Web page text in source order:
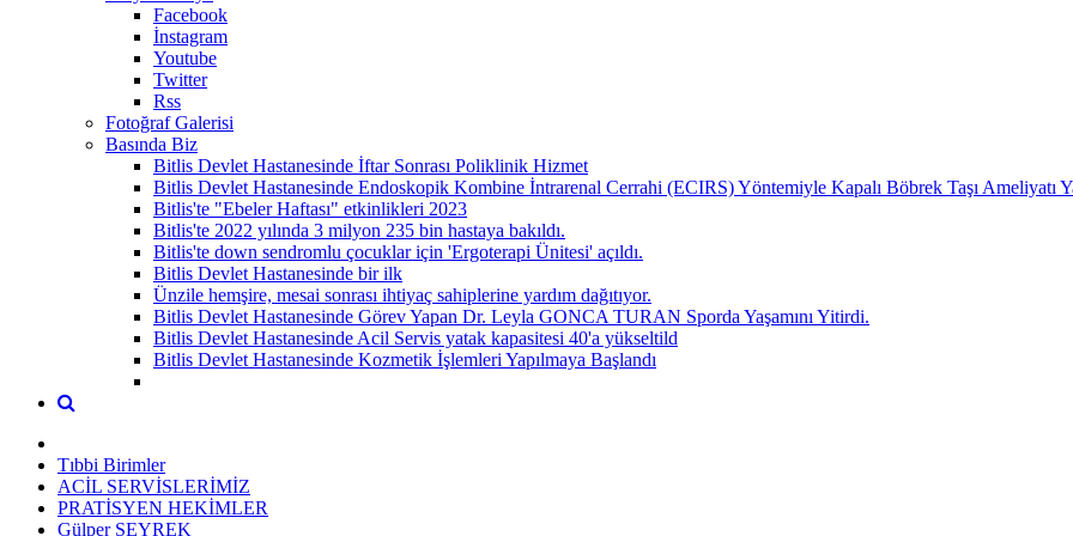
Facebook
İnstagram
Youtube
Twitter
Rss
Fotoğraf Galerisi
Basında Biz
Bitlis Devlet Hastanesinde İftar Sonrası Poliklinik Hizmet
Bitlis Devlet Hastanesinde Endoskopik Kombine İntrarenal Cerrahi (ECIRS) Yöntemiyle Kapalı Böbrek Taşı Ameliyatı
Bitlis'te "Ebeler Haftası" etkinlikleri 2023
Bitlis'te 2022 yılında 3 milyon 235 bin hastaya bakıldı.
Bitlis'te down sendromlu çocuklar için 'Ergoterapi Ünitesi' açıldı.
Bitlis Devlet Hastanesinde bir ilk
Ünzile hemşire, mesai sonrası ihtiyaç sahiplerine yardım dağıtıyor.
Bitlis Devlet Hastanesinde Görev Yapan Dr. Leyla GONCA TURAN Sporda Yaşamını Yitirdi.
Bitlis Devlet Hastanesinde Acil Servis yatak kapasitesi 40'a yükseltild
Bitlis Devlet Hastanesinde Kozmetik İşlemleri Yapılmaya Başlandı
Tıbbi Birimler
ACİL SERVİSLERİMİZ
PRATİSYEN HEKİMLER
Gülper SEYREK